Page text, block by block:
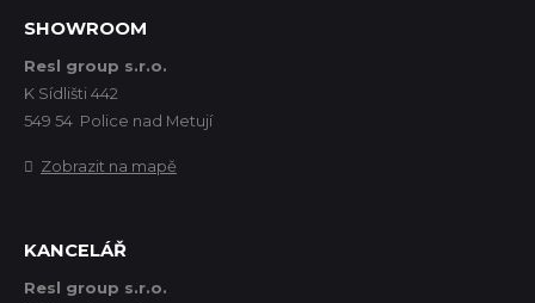
SHOWROOM
Resl group s.r.o.
K Sídlišti 442
549 54 Police nad Metují
Zobrazit na mapě
KANCELÁŘ
Resl group s.r.o.